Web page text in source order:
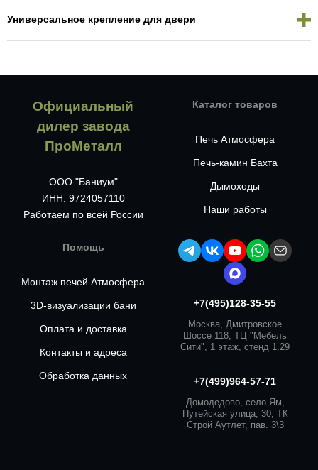
Универсальное крепление для двери
Официальный
дилер завода
ПроМеталл
ООО "Баниум"
ИНН: 9724057110
Работаем по всей России
Каталог товаров
Печь Атмосфера
Печь-камин Бахта
Дымоходы
Наши работы
Помощь
Монтаж печей Атмосфера
3D-визуализации бани
Оплата и доставка
Контакты и адреса
Обработка данных
+7(495)128-35-55
Москва, Дмитровское
Шоссе 118, ТЦ "Мебель
Сити", 1 этаж, стенд 1.29
+7(499)964-57-71
Домодедово, село Ям,
Путейская улица, 30, ТК
Строй Аутлет, пав. 3\3